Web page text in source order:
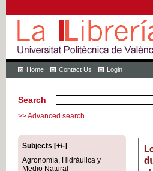
Home Contact Us Login
Search
>> Advanced search
Subjects [+/-]
Agronomía, Hidráulica y
Medio Natural